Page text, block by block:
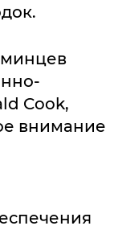
Cook,
внимание